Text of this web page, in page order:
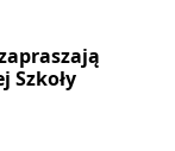
Szkoły